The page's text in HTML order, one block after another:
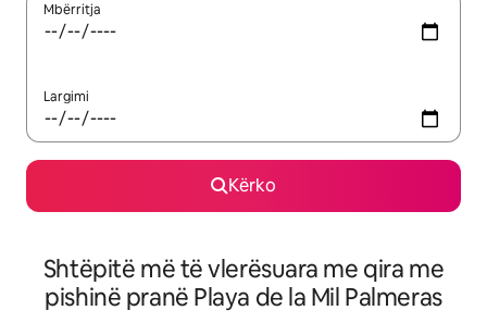
Mbërritja
Largimi
Kërko
Shtëpitë më të vlerësuara me qira me
pishinë pranë Playa de la Mil Palmeras